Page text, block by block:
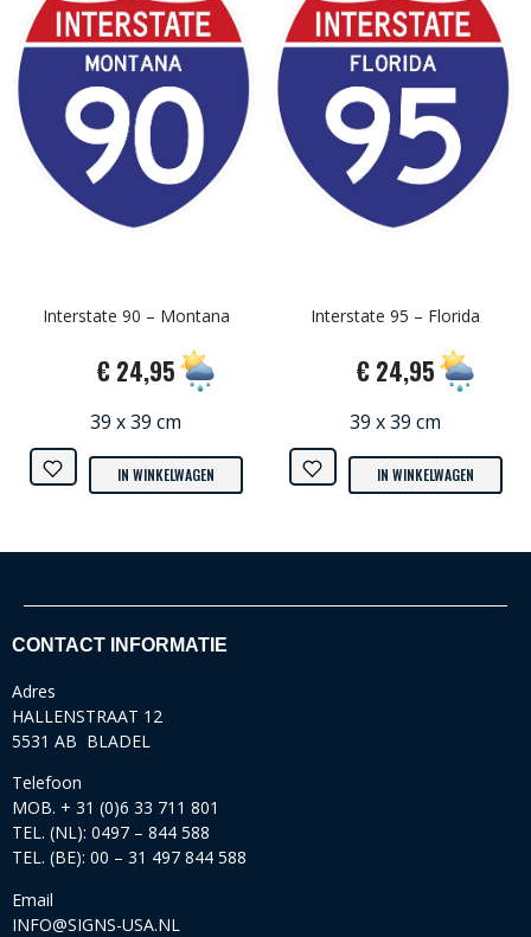
Interstate 90 – Montana
€ 24,95
39 x 39 cm
IN WINKELWAGEN
Interstate 95 – Florida
€ 24,95
39 x 39 cm
IN WINKELWAGEN
CONTACT INFORMATIE
Adres
HALLENSTRAAT 12
5531 AB BLADEL
Telefoon
MOB. + 31 (0)6 33 711 801
TEL. (NL): 0497 – 844 588
TEL. (BE): 00 – 31 497 844 588
Email
INFO@SIGNS-USA.NL